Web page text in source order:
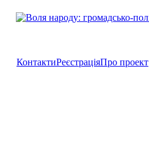
КонтактиРеєстраціяПро проект